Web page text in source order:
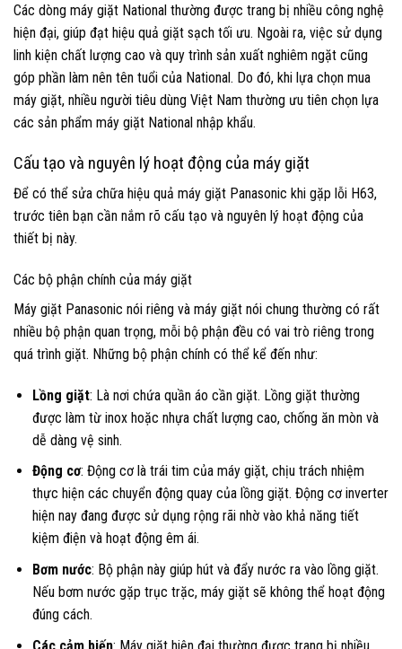
Các dòng máy giặt National thường được trang bị nhiều công nghệ
hiện đại, giúp đạt hiệu quả giặt sạch tối ưu. Ngoài ra, việc sử dụng
linh kiện chất lượng cao và quy trình sản xuất nghiêm ngặt cũng
góp phần làm nên tên tuổi của National. Do đó, khi lựa chọn mua
máy giặt, nhiều người tiêu dùng Việt Nam thường ưu tiên chọn lựa
các sản phẩm máy giặt National nhập khẩu.
Cấu tạo và nguyên lý hoạt động của máy giặt
Để có thể sửa chữa hiệu quả máy giặt Panasonic khi gặp lỗi H63,
trước tiên bạn cần nắm rõ cấu tạo và nguyên lý hoạt động của
thiết bị này.
Các bộ phận chính của máy giặt
Máy giặt Panasonic nói riêng và máy giặt nói chung thường có rất
nhiều bộ phận quan trọng, mỗi bộ phận đều có vai trò riêng trong
quá trình giặt. Những bộ phận chính có thể kể đến như:
Lồng giặt: Là nơi chứa quần áo cần giặt. Lồng giặt thường
được làm từ inox hoặc nhựa chất lượng cao, chống ăn mòn và
dễ dàng vệ sinh.
Động cơ: Động cơ là trái tim của máy giặt, chịu trách nhiệm
thực hiện các chuyển động quay của lồng giặt. Động cơ inverter
hiện nay đang được sử dụng rộng rãi nhờ vào khả năng tiết
kiệm điện và hoạt động êm ái.
Bơm nước: Bộ phận này giúp hút và đẩy nước ra vào lồng giặt.
Nếu bơm nước gặp trục trặc, máy giặt sẽ không thể hoạt động
đúng cách.
Các cảm biến: Máy giặt hiện đại thường được trang bị nhiều